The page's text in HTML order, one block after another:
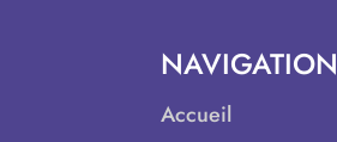
NAVIGATION
Accueil